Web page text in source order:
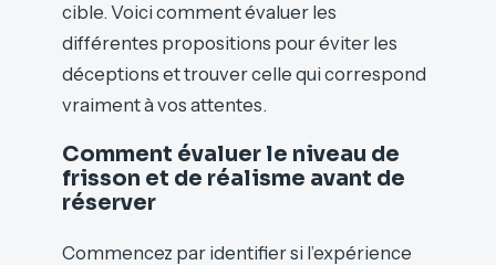
cible. Voici comment évaluer les
différentes propositions pour éviter les
déceptions et trouver celle qui correspond
vraiment à vos attentes.
Comment évaluer le niveau de
frisson et de réalisme avant de
réserver
Commencez par identifier si l’expérience